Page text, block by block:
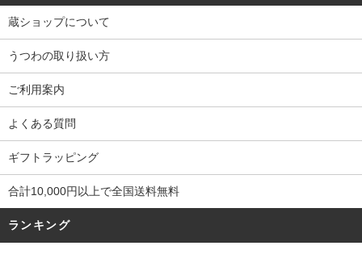
蔵ショップについて
うつわの取り扱い方
ご利用案内
よくある質問
ギフトラッピング
合計10,000円以上で全国送料無料
ランキング